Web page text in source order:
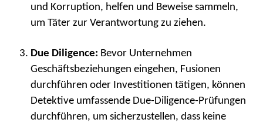
und Korruption, helfen und Beweise sammeln,
um Täter zur Verantwortung zu ziehen.
Due Diligence: Bevor Unternehmen
Geschäftsbeziehungen eingehen, Fusionen
durchführen oder Investitionen tätigen, können
Detektive umfassende Due-Diligence-Prüfungen
durchführen, um sicherzustellen, dass keine